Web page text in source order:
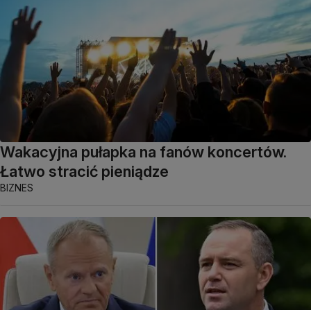
Wakacyjna pułapka na fanów koncertów.
Łatwo stracić pieniądze
BIZNES